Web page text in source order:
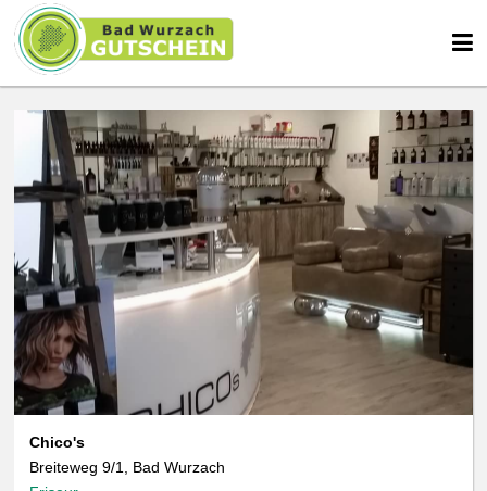
Chico's
Breiteweg 9/1, Bad Wurzach